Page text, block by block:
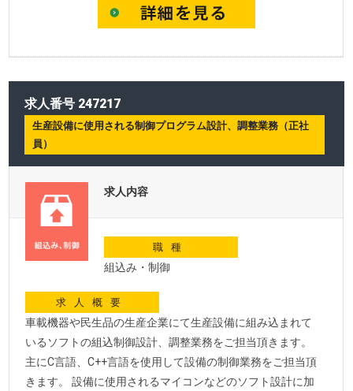
求人番号 247217
生産設備に使用される制御プログラム設計、調整業務（正社
員）
求人内容
職種
組込み・制御
求人概要
車載機器や民生品の生産企業にて生産設備に組み込まれて
いるソフトの組込制御設計、調整業務をご担当頂きます。
主にC言語、C++言語を使用して設備の制御業務をご担当頂
きます。 設備に使用されるマイコンなどのソフト設計に加